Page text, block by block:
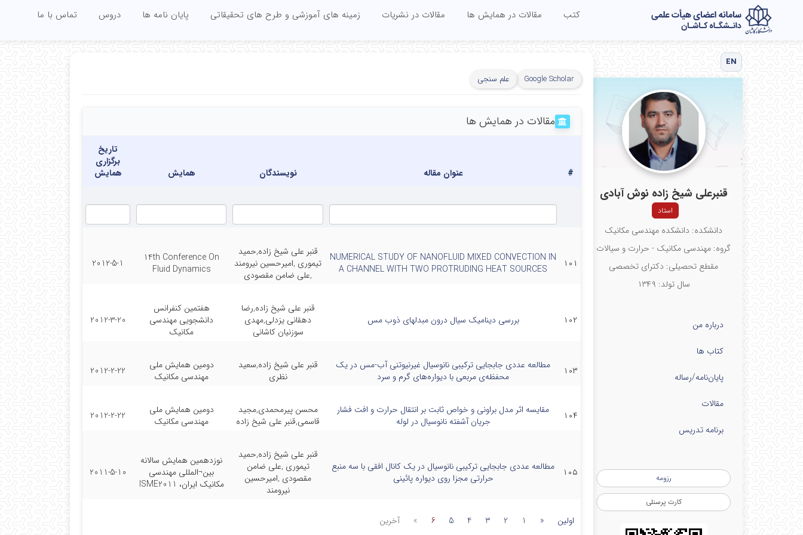
کتب مقالات در همایش ها مقالات در نشریات زمینه های آموزشی و طرح های تحقیقاتی پایان نامه ها دروس تماس با ما
EN
قنبرعلی شیخ زاده نوش آبادی
استاد
دانشکده: دانشکده مهندسی مکانیک
گروه: مهندسی مکانیک - حرارت و سیالات
مقطع تحصیلی: دکترای تخصصی
سال تولد: ۱۳۴۹
درباره من
کتاب ها
پایان‌نامه‌/رساله
مقالات
برنامه تدریس
رزومه
کارت پرسنلی
Google Scholar علم سنجی
مقالات در همایش ها
# عنوان مقاله نویسندگان همایش
تاریخ
برگزاری
همایش
۱۰۱
NUMERICAL STUDY OF NANOFLUID MIXED CONVECTION IN
A CHANNEL WITH TWO PROTRUDING HEAT SOURCES
قنبر علی شیخ زاده,حمید
تیموری ,امیرحسین نیرومند
,علی ضامن مقصودی
14th Conference On
Fluid Dynamics
2012-5-1
۱۰۲ بررسی دینامیک سیال درون مبدلهای ذوب مس
قنبر علی شیخ زاده,رضا
دهقانی یزدلی,مهدی
سوزنیان کاشانی
هفتمین کنفرانس
دانشجویی مهندسی
مکانیک
2012-3-20
۱۰۳
مطالعه عددی جابجایی ترکیبی نانوسیال غیرنیوتنی آب-مس در یک
محفظه‌ی مربعی با دیواره‌های گرم و سرد
قنبر علی شیخ زاده,سعید
نظری
دومین همایش ملی
مهندسی مکانیک
2012-2-22
۱۰۴
مقایسه اثر مدل براونی و خواص ثابت بر انتقال حرارت و افت فشار
جریان آشفته نانوسیال در لوله
محسن پیرمحمدی,مجید
قاسمی,قنبر علی شیخ زاده
دومین همایش ملی
مهندسی مکانیک
2012-2-22
۱۰۵
مطالعه عددی جابجایی ترکیبی نانوسیال در یک کانال افقی با سه منبع
حرارتی مجزا روی دیواره پائینی
قنبر علی شیخ زاده,حمید
تیموری ,علی ضامن
مقصودی ,امیرحسین
نیرومند
نوزدهمین همایش سالانه
بین¬المللی مهندسی
مکانیک ایران، ISME2011
2011-5-10
اولین «
1
2
3
4
5
6
» آخرین